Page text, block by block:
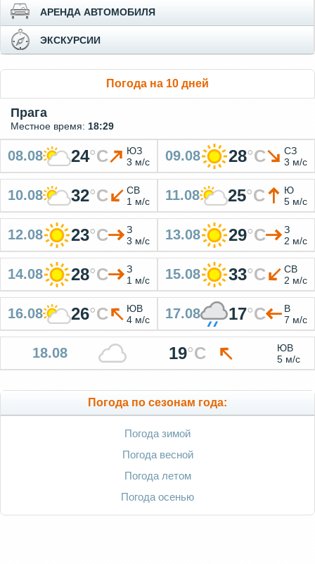
АРЕНДА АВТОМОБИЛЯ
ЭКСКУРСИИ
Погода на 10 дней
Прага
Местное время: 18:29
08.08 24°C
ЮЗ
3 м/с
09.08 28°C
СЗ
3 м/с
10.08 32°C
СВ
1 м/с
11.08 25°C
Ю
5 м/с
12.08 23°C
З
3 м/с
13.08 29°C
З
2 м/с
14.08 28°C
З
1 м/с
15.08 33°C
СВ
2 м/с
16.08 26°C
ЮВ
4 м/с
17.08 17°C
В
7 м/с
18.08 19°C
ЮВ
5 м/с
Погода по сезонам года:
Погода зимой
Погода весной
Погода летом
Погода осенью